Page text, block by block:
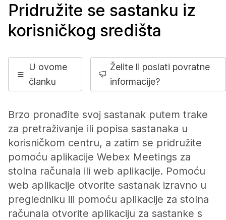
Pridružite se sastanku iz
korisničkog središta
U ovome
članku
Želite li poslati povratne
informacije?
Brzo pronađite svoj sastanak putem trake
za pretraživanje ili popisa sastanaka u
korisničkom centru, a zatim se pridružite
pomoću aplikacije Webex Meetings za
stolna računala ili web aplikacije. Pomoću
web aplikacije otvorite sastanak izravno u
pregledniku ili pomoću aplikacije za stolna
računala otvorite aplikaciju za sastanke s